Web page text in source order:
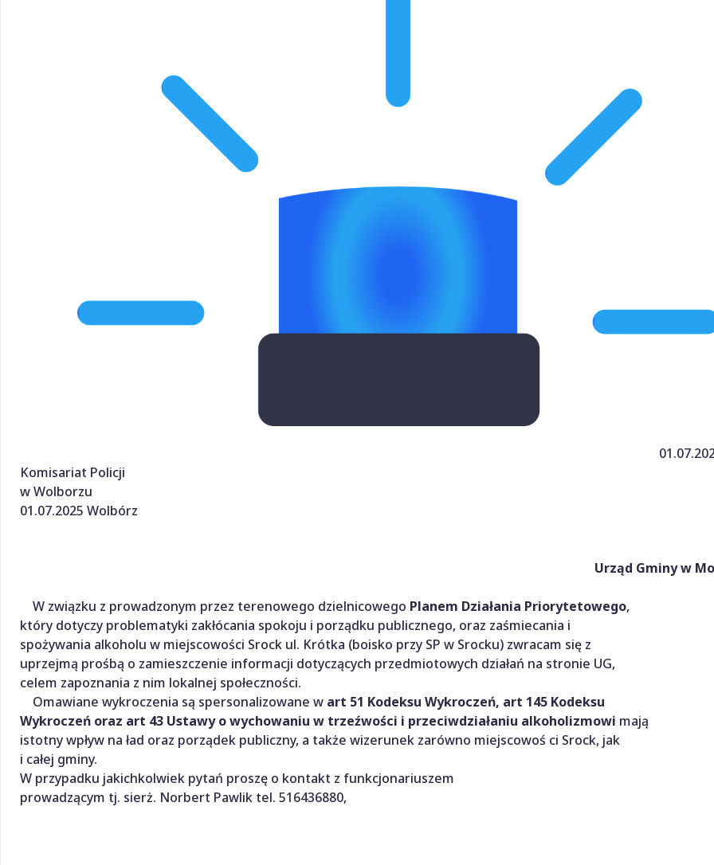
Komisariat Policji
w Wolborzu
01.07.2025 Wolbórz
Urząd Gminy w
W związku z prowadzonym przez terenowego dzielnicowego Planem Działania Priorytetowego,
który dotyczy problematyki zakłócania spokoju i porządku publicznego, oraz zaśmiecania i
spożywania alkoholu w miejscowości Srock ul. Krótka (boisko przy SP w Srocku) zwracam się z
uprzejmą prośbą o zamieszczenie informacji dotyczących przedmiotowych działań na stronie UG,
celem zapoznania z nim lokalnej społeczności.
Omawiane wykroczenia są spersonalizowane w art 51 Kodeksu Wykroczeń, art 145 Kodeksu
Wykroczeń oraz art 43 Ustawy o wychowaniu w trzeźwości i przeciwdziałaniu alkoholizmowi mają
istotny wpływ na ład oraz porządek publiczny, a także wizerunek zarówno miejscowoś ci Srock, jak
i całej gminy.
W przypadku jakichkolwiek pytań proszę o kontakt z funkcjonariuszem
prowadzącym tj. sierż. Norbert Pawlik tel. 516436880,